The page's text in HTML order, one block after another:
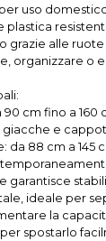
uso
plastica
grazie alle
organizzare o
cm fino a
e
da 88 cm a
garantisce
ideale per
la
spostarlo